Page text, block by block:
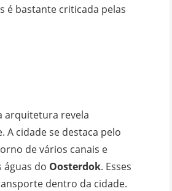
é bastante criticada pelas
arquitetura revela
A cidade se destaca pelo
de vários canais e
do Oosterdok. Esses
dentro da cidade.